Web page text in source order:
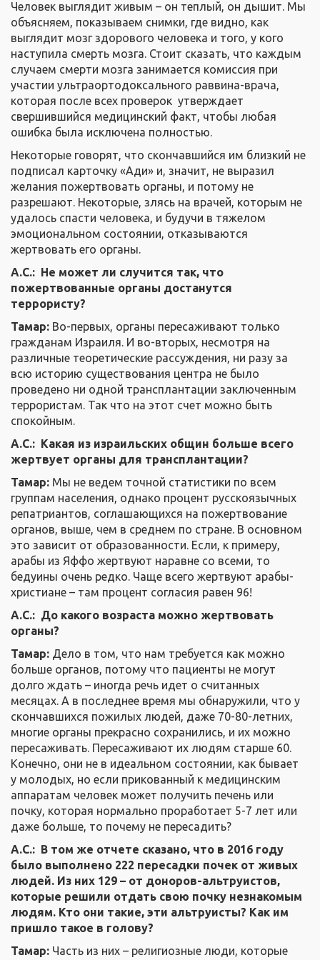
Человек выглядит живым – он теплый, он дышит. Мы
объясняем, показываем снимки, где видно, как
выглядит мозг здорового человека и того, у кого
наступила смерть мозга. Стоит сказать, что каждым
случаем смерти мозга занимается комиссия при
участии ультраортодоксального раввина-врача,
которая после всех проверок утверждает
свершившийся медицинский факт, чтобы любая
ошибка была исключена полностью.
Некоторые говорят, что скончавшийся им близкий не
подписал карточку «Ади» и, значит, не выразил
желания пожертвовать органы, и потому не
разрешают. Некоторые, злясь на врачей, которым не
удалось спасти человека, и будучи в тяжелом
эмоциональном состоянии, отказываются
жертвовать его органы.
А.С.: Не может ли случится так, что
пожертвованные органы достанутся
террористу?
Тамар: Во-первых, органы пересаживают только
гражданам Израиля. И во-вторых, несмотря на
различные теоретические рассуждения, ни разу за
всю историю существования центра не было
проведено ни одной трансплантации заключенным
террористам. Так что на этот счет можно быть
спокойным.
А.С.: Какая из израильских общин больше всего
жертвует органы для трансплантации?
Тамар: Мы не ведем точной статистики по всем
группам населения, однако процент русскоязычных
репатриантов, соглашающихся на пожертвование
органов, выше, чем в среднем по стране. В основном
это зависит от образованности. Если, к примеру,
арабы из Яффо жертвуют наравне со всеми, то
бедуины очень редко. Чаще всего жертвуют арабы-
христиане – там процент согласия равен 96!
А.С.: До какого возраста можно жертвовать
органы?
Тамар: Дело в том, что нам требуется как можно
больше органов, потому что пациенты не могут
долго ждать – иногда речь идет о считанных
месяцах. А в последнее время мы обнаружили, что у
скончавшихся пожилых людей, даже 70-80-летних,
многие органы прекрасно сохранились, и их можно
пересаживать. Пересаживают их людям старше 60.
Конечно, они не в идеальном состоянии, как бывает
у молодых, но если прикованный к медицинским
аппаратам человек может получить печень или
почку, которая нормально проработает 5-7 лет или
даже больше, то почему не пересадить?
А.С.: В том же отчете сказано, что в 2016 году
было выполнено 222 пересадки почек от живых
людей. Из них 129 – от доноров-альтруистов,
которые решили отдать свою почку незнакомым
людям. Кто они такие, эти альтруисты? Как им
пришло такое в голову?
Тамар: Часть из них – религиозные люди, которые